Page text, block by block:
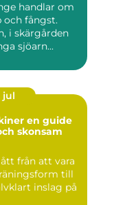
handlar om
och fångst.
i skärgården
sjöarn...
jul
guide
skonsam
från att vara
till
inslag på